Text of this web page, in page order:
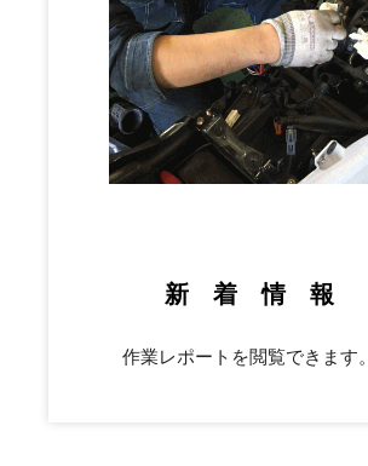
新 着 情 報
作業レポートを閲覧できます。